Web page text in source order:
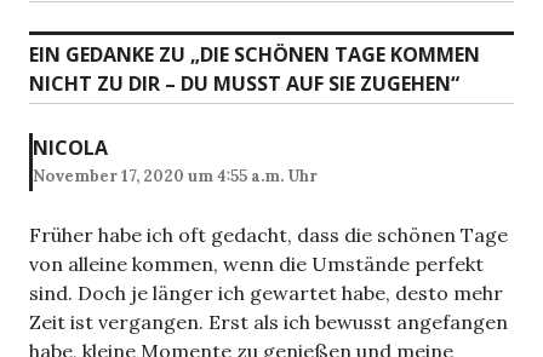
a
g
s
-
N
a
v
i
g
e
B
e
t
r
a
g
:
c
h
s
t
r
B
i
t
r
a
EIN GEDANKE ZU „DIE SCHÖNEN TAGE KOMMEN
NICHT ZU DIR – DU MUSST AUF SIE ZUGEHEN“
NICOLA
November 17, 2020 um 4:55 a.m. Uhr
Früher habe ich oft gedacht, dass die schönen Tage
von alleine kommen, wenn die Umstände perfekt
sind. Doch je länger ich gewartet habe, desto mehr
Zeit ist vergangen. Erst als ich bewusst angefangen
habe, kleine Momente zu genießen und meine